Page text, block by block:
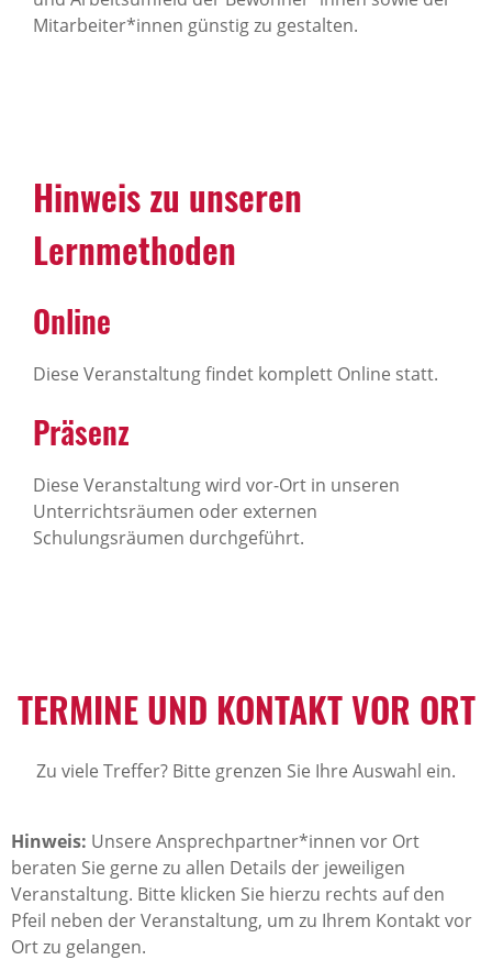
Mitarbeiter*innen günstig zu gestalten.
Hinweis zu unseren
Lernmethoden
Online
Diese Veranstaltung findet komplett Online statt.
Präsenz
Diese Veranstaltung wird vor-Ort in unseren
Unterrichtsräumen oder externen
Schulungsräumen durchgeführt.
TERMINE UND KONTAKT VOR ORT
Zu viele Treffer? Bitte grenzen Sie Ihre Auswahl ein.
Hinweis: Unsere Ansprechpartner*innen vor Ort
beraten Sie gerne zu allen Details der jeweiligen
Veranstaltung. Bitte klicken Sie hierzu rechts auf den
Pfeil neben der Veranstaltung, um zu Ihrem Kontakt vor
Ort zu gelangen.